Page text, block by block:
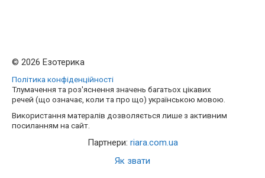
© 2026 Езотерика
Політика конфіденційності
Тлумачення та роз'яснення значень багатьох цікавих
речей (що означає, коли та про що) українською мовою.
Використання матералів дозволяється лише з активним
посиланням на сайт.
Партнери: riara.com.ua
Як звати